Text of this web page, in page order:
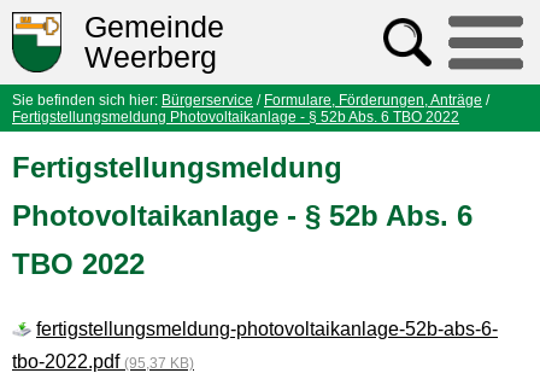
Gemeinde
Weerberg
Sie befinden sich hier: Bürgerservice / Formulare, Förderungen, Anträge /
Fertigstellungsmeldung Photovoltaikanlage - § 52b Abs. 6 TBO 2022
Fertigstellungsmeldung
Photovoltaikanlage - § 52b Abs. 6
TBO 2022
fertigstellungsmeldung-photovoltaikanlage-52b-abs-6-
tbo-2022.pdf (95,37 KB)